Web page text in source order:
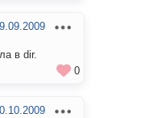
в dir.
0